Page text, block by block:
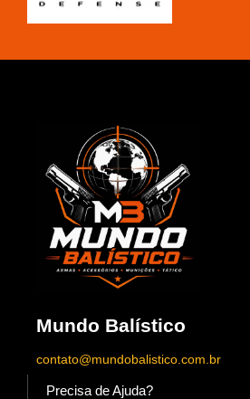
Mundo Balístico
contato@mundobalistico.com.br
Precisa de Ajuda?